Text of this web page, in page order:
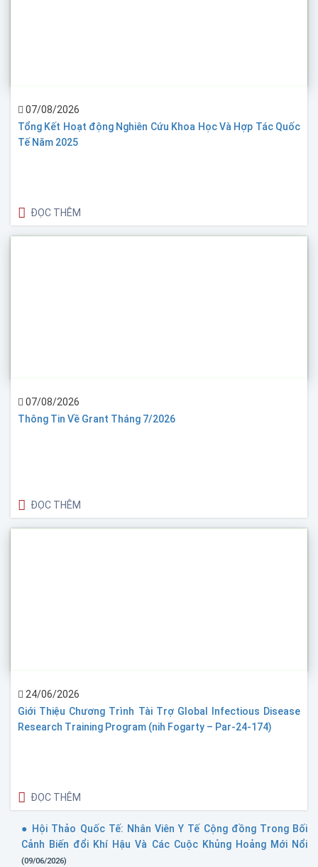
07/08/2026
Tổng Kết Hoạt động Nghiên Cứu Khoa Học Và Hợp Tác Quốc
Tế Năm 2025
ĐỌC THÊM
07/08/2026
Thông Tin Về Grant Tháng 7/2026
ĐỌC THÊM
24/06/2026
Giới Thiệu Chương Trình Tài Trợ Global Infectious Disease
Research Training Program (nih Fogarty – Par-24-174)
ĐỌC THÊM
● Hội Thảo Quốc Tế: Nhân Viên Y Tế Cộng đồng Trong Bối
Cảnh Biến đổi Khí Hậu Và Các Cuộc Khủng Hoảng Mới Nổi
(09/06/2026)